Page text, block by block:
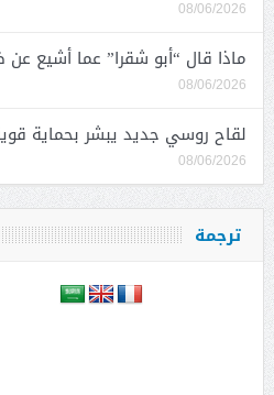
08/06/2026
ماذا قال “أبو شقرا” عما أشيع عن
08/06/2026
لقاح روسي جديد يبشر بحماية قوية
08/06/2026
ترجمة